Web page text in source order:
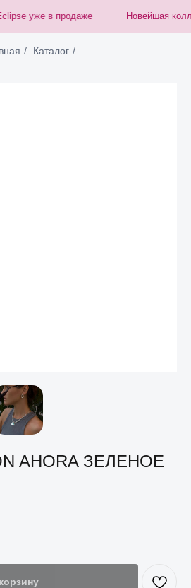
уже в продаже Новейшая
/ Каталог /
AHORA ЗЕЛЕНОЕ